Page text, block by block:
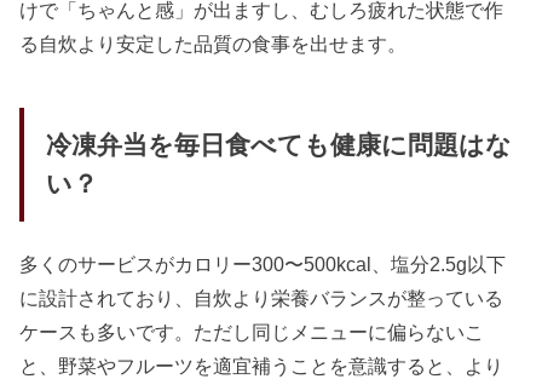
けで「ちゃんと感」が出ますし、むしろ疲れた状態で作
る自炊より安定した品質の食事を出せます。
冷凍弁当を毎日食べても健康に問題はな
い？
多くのサービスがカロリー300〜500kcal、塩分2.5g以下
に設計されており、自炊より栄養バランスが整っている
ケースも多いです。ただし同じメニューに偏らないこ
と、野菜やフルーツを適宜補うことを意識すると、より